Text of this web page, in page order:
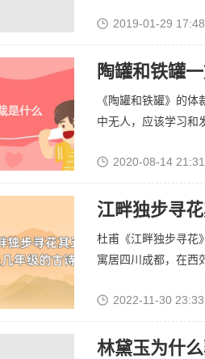
2019-01-29 17:48
陶罐和铁罐
《陶罐和铁罐》的
中无人，应该学习和
2020-08-14 21:31
江畔独步寻
杜甫《江畔独步寻花
寓居四川成都，在西
2022-11-30 23:33
林黛玉为什